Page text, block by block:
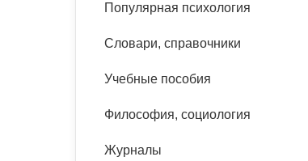
Классический, эриксоновский
психоанализПопулярная психология
Словари, справочники
Учебные пособия
Философия, социология
Журналы